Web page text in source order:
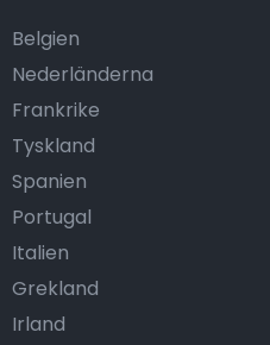
Belgien
Nederländerna
Frankrike
Tyskland
Spanien
Portugal
Italien
Grekland
Irland